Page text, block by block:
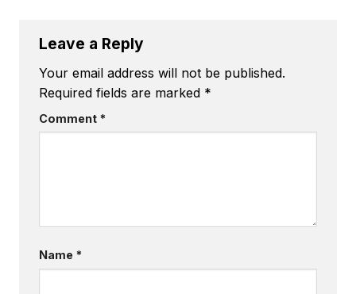
Leave a Reply
Your email address will not be published.
Required fields are marked *
Comment *
Name *